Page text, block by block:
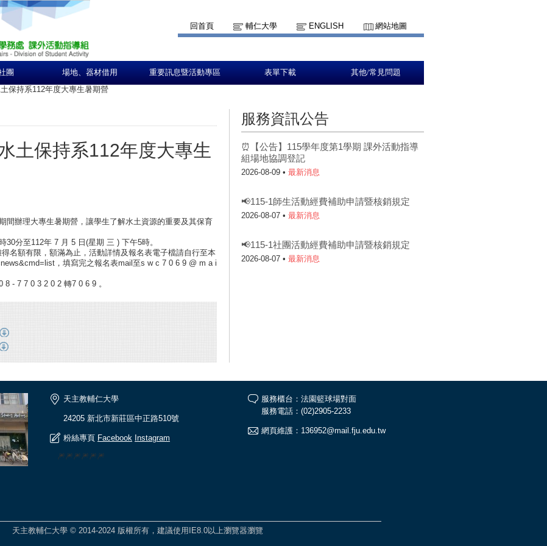
回首頁 輔仁大學 ENGLISH 網站地圖
團 場地、器材借用 重要訊息暨活動專區 表單下載 其他/常見問題
保持系112年度大專生暑期營
土保持系112年度大專生
間辦理大專生暑期營，讓學生了解水土資源的重要及其保育
分至112年 7 月 5 日(星期 三 ) 下午5時。
名額有限，額滿為止，活動詳情及報名表電子檔請自行至本
，填寫完之報名表mail至s w c 7 0 6 9 @ m a i
- 7 7 0 3 2 0 2 轉7 0 6 9 。
服務資訊公告
⏰【公告】115學年度第1學期 課外活動指導
組場地協調登記
2026-08-09 • 最新消息
📢115-1師生活動經費補助申請暨核銷規定
2026-08-07 • 最新消息
📢115-1社團活動經費補助申請暨核銷規定
2026-08-07 • 最新消息
天主教輔仁大學
24205 新北市新莊區中正路510號
粉絲專頁 Facebook Instagram
🎆🎆🎆🎆🎆🎆
服務櫃台：法園籃球場對面
服務電話：(02)2905-2233
網頁維護：136952@mail.fju.edu.tw
天主教輔仁大學 © 2014-2024 版權所有，建議使用IE8.0以上瀏覽器瀏覽